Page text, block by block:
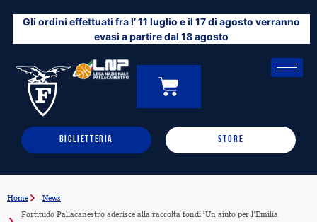
contenuto
Gli ordini effettuati fra l’ 11 luglio e il 17 di agosto verranno
evasi a partire dal 18 agosto
0
CARRELLO
BIGLIETTERIA STORE
Home
News
Fortitudo Pallacanestro aderisce alla raccolta fondi ‘Un aiuto per l’Emilia